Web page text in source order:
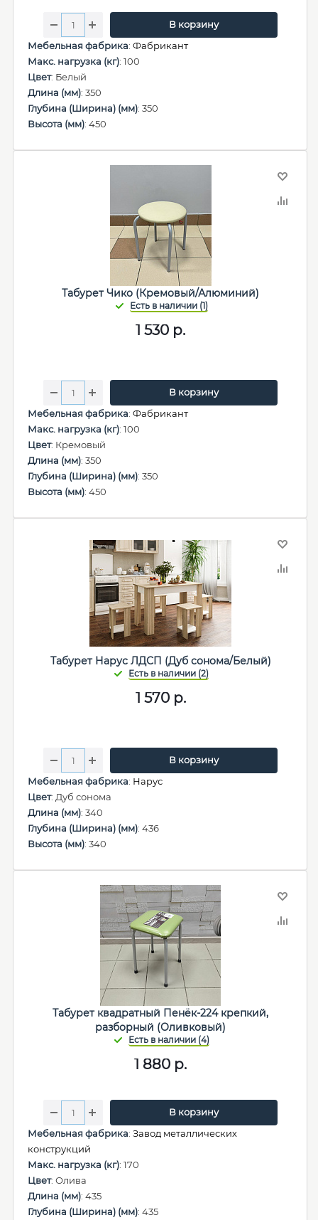
В корзину
Мебельная фабрика: Фабрикант
Макс. нагрузка (кг): 100
Цвет: Белый
Длина (мм): 350
Глубина (Ширина) (мм): 350
Высота (мм): 450
Табурет Чико (Кремовый/Алюминий)
1 530 р.
В корзину
Мебельная фабрика: Фабрикант
Макс. нагрузка (кг): 100
Цвет: Кремовый
Длина (мм): 350
Глубина (Ширина) (мм): 350
Высота (мм): 450
Табурет Нарус ЛДСП (Дуб сонома/Белый)
1 570р.
В корзину
Мебельная фабрика: Нарус
Цвет: Дуб сонома
Длина (мм): 340
Глубина (Ширина) (мм): 436
Высота (мм): 340
Табурет квадратный Пенёк-224 крепкий,
разборный (Оливковый)
1 880 р.
В корзину
Мебельная фабрика: Завод металлических
конструкций
Макс. нагрузка (кг): 170
Цвет: Олива
Длина (мм): 435
Глубина (Ширина) (мм): 435